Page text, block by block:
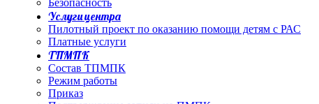
Безопасность
Услуги центра
Пилотный проект по оказанию помощи детям с РАС
Платные услуги
ТПМПК
Состав ТПМПК
Режим работы
Приказ